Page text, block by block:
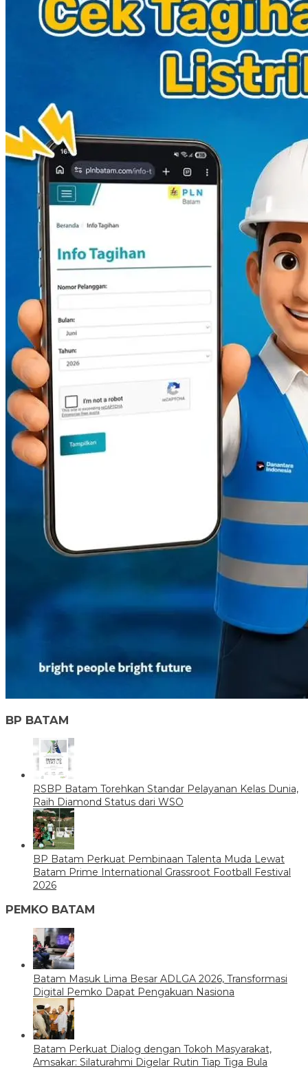
BP BATAM
RSBP Batam Torehkan Standar Pelayanan Kelas Dunia,
Raih Diamond Status dari WSO
BP Batam Perkuat Pembinaan Talenta Muda Lewat
Batam Prime International Grassroot Football Festival
2026
PEMKO BATAM
Batam Masuk Lima Besar ADLGA 2026, Transformasi
Digital Pemko Dapat Pengakuan Nasiona
Batam Perkuat Dialog dengan Tokoh Masyarakat,
Amsakar: Silaturahmi Digelar Rutin Tiap Tiga Bula